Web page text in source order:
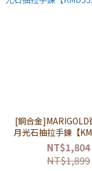
[銅合金]MARIGOLD
月光石抽拉手鍊【
月光石
NT$1,804
NT$1,899